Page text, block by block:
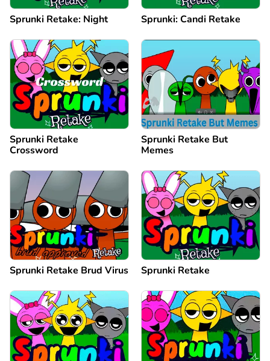
Sprunki Retake: Night Sprunki: Candi Retake
Sprunki Retake
Crossword
Sprunki Retake But
Memes
Sprunki Retake Brud Virus Sprunki Retake